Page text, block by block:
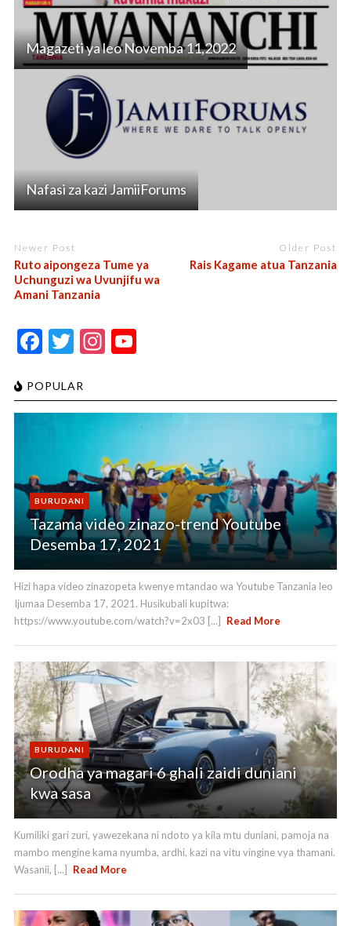
Magazeti ya leo Novemba 11,2022
Nafasi za kazi JamiiForums
Newer Post
Ruto aipongeza Tume ya
Uchunguzi wa Uvunjifu wa
Amani Tanzania
Older Post
Rais Kagame atua Tanzania
F
ac
e
b
o
k
T
w
itt
er
In
st
gr
a
m
Y
o
T
u
b
e
C
h
a
n
n
el
POPULAR
BURUDANI
Tazama video zinazo-trend Youtube
Desemba 17, 2021
Hizi hapa video zinazopeta kwenye mtandao wa Youtube Tanzania leo
Ijumaa Desemba 17, 2021. Husikubali kupitwa:
https://www.youtube.com/watch?v=2x03 [...]
Read More
BURUDANI
Orodha ya magari 6 ghali zaidi duniani
kwa sasa
Kumiliki gari zuri, yawezekana ni ndoto ya kila mtu duniani, pamoja na
mambo mengine kama nyumba, ardhi, kazi na vitu vingine vya thamani.
Wasanii, [...]
Read More